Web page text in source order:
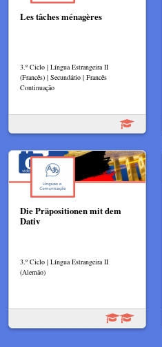
Les tâches ménagères
3.º Ciclo | Língua Estrangeira II
(Francês) | Secundário | Francês
Continuação
Die Präpositionen mit dem
Dativ
3.º Ciclo | Língua Estrangeira II
(Alemão)